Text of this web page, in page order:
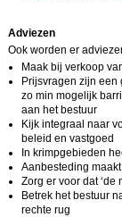
Adviezen
Ook worden er
Maak bij verkoop
Prijsvragen zijn een
zo min mogelijk
aan het bestuur
Kijk integraal naar
beleid en vastgoed
In krimpgebieden
Aanbesteding
Zorg er voor dat ‘de
Betrek het bestuur
rechte rug